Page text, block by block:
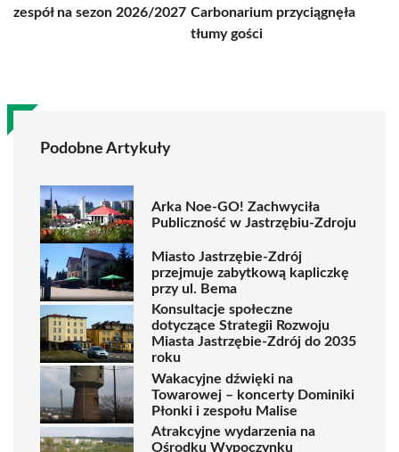
zespół na sezon 2026/2027 Carbonarium przyciągnęła
tłumy gości
Podobne Artykuły
Arka Noe-GO! Zachwyciła
Publiczność w Jastrzębiu-Zdroju
Miasto Jastrzębie-Zdrój
przejmuje zabytkową kapliczkę
przy ul. Bema
Konsultacje społeczne
dotyczące Strategii Rozwoju
Miasta Jastrzębie-Zdrój do 2035
roku
Wakacyjne dźwięki na
Towarowej – koncerty Dominiki
Płonki i zespołu Malise
Atrakcyjne wydarzenia na
Ośrodku Wypoczynku